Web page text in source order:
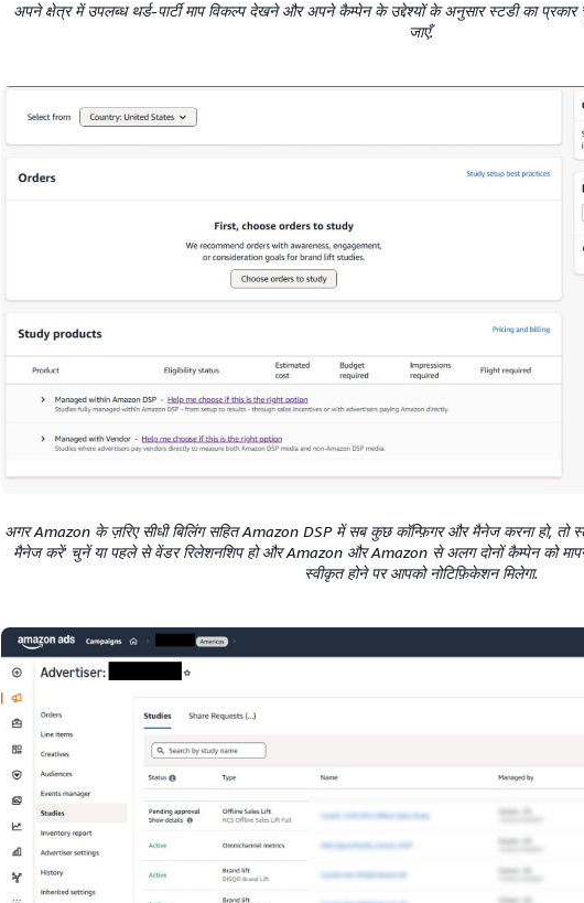
अपने क्षेत्र में उपलब्ध थर्ड-पार्टी माप विकल्प देखने और अपने कैम्पेन के उद्देश्यों के अनुसार स्टडी का
जाएँ.
अगर Amazon के ज़रिए सीधी बिलिंग सहित Amazon DSP में सब कुछ कॉन्फ़िगर और मैनेज करना हो, तो
मैनेज करें' चुनें या पहले से वेंडर रिलेशनशिप हो और Amazon और Amazon से अलग दोनों कैम्पेन को
स्वीकृत होने पर आपको नोटिफ़िकेशन मिलेगा.